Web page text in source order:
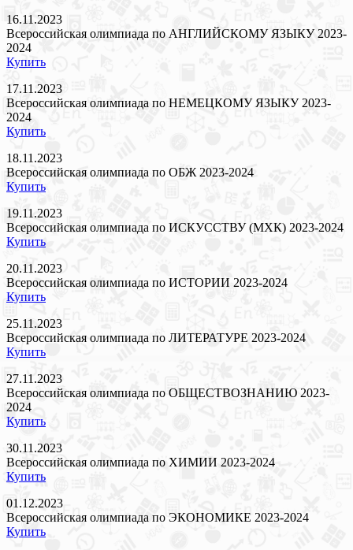
16.11.2023
Всероссийская олимпиада по АНГЛИЙСКОМУ ЯЗЫКУ 2023-
2024
Купить
17.11.2023
Всероссийская олимпиада по НЕМЕЦКОМУ ЯЗЫКУ 2023-
2024
Купить
18.11.2023
Всероссийская олимпиада по ОБЖ 2023-2024
Купить
19.11.2023
Всероссийская олимпиада по ИСКУССТВУ (МХК) 2023-2024
Купить
20.11.2023
Всероссийская олимпиада по ИСТОРИИ 2023-2024
Купить
25.11.2023
Всероссийская олимпиада по ЛИТЕРАТУРЕ 2023-2024
Купить
27.11.2023
Всероссийская олимпиада по ОБЩЕСТВОЗНАНИЮ 2023-
2024
Купить
30.11.2023
Всероссийская олимпиада по ХИМИИ 2023-2024
Купить
01.12.2023
Всероссийская олимпиада по ЭКОНОМИКЕ 2023-2024
Купить